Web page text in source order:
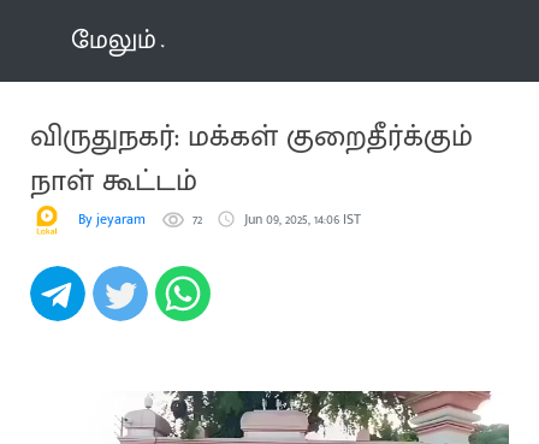
மேலும்
விருதுநகர்: மக்கள் குறைதீர்க்கும்
நாள் கூட்டம்
By jeyaram 72 Jun 09, 2025, 14:06 IST